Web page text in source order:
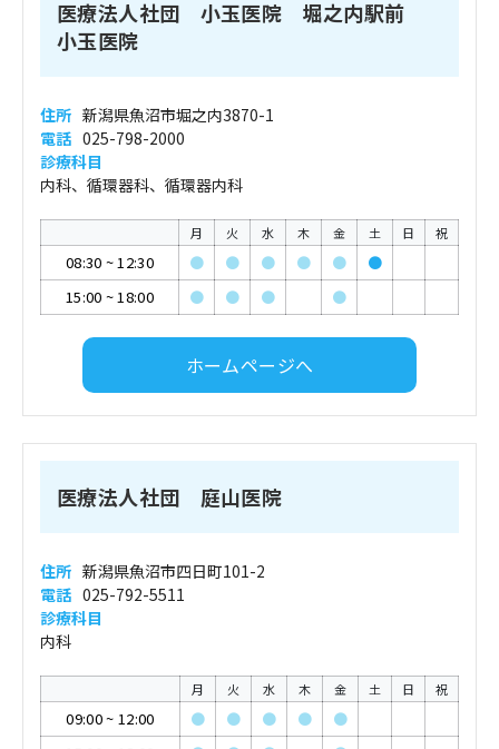
医療法人社団 小玉医院 堀之内駅前
小玉医院
住所 新潟県魚沼市堀之内3870-1
電話 025-798-2000
診療科目
内科、循環器科、循環器内科
月 火 水 木 金 土 日 祝
08:30 ~12:30 ● ● ● ● ●
●
15:00 ~18:00 ● ● ● ●
ホームページへ
医療法人社団 庭山医院
住所 新潟県魚沼市四日町101-2
電話 025-792-5511
診療科目
内科
月 火 水 木 金 土 日 祝
09:00~ 12:00 ● ● ● ●
●